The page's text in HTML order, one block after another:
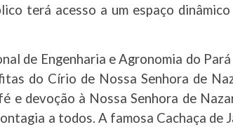
terá acesso a um espaço
de Engenharia e Agronomia do
do Círio de Nossa Senhora de
e devoção à Nossa Senhora de
a todos. A famosa Cachaça